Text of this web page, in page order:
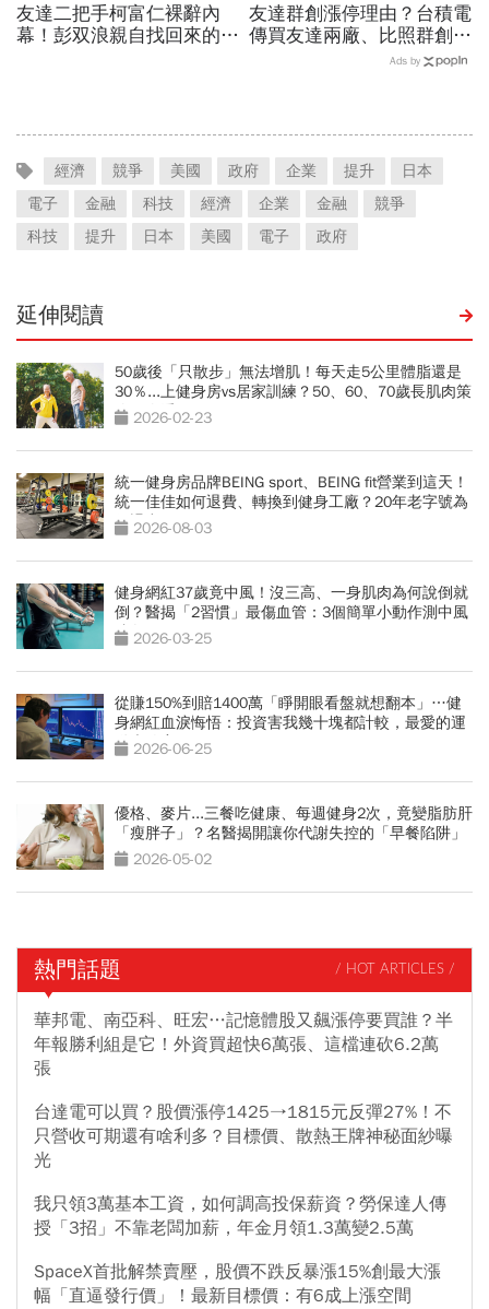
友達二把手柯富仁裸辭內
幕！彭双浪親自找回來的接
友達群創漲停理由？台積電
傳買友達兩廠、比照群創模
式合作！面板雙虎選誰買？
Ads by
經濟 競爭 美國 政府 企業 提升
日本
電子
金融 科技 經濟 企業 金融
競爭
科技
提升 日本 美國 電子 政府
延伸閱讀
50歲後「只散步」無法增肌！每天走5公里體脂還是
30％...上健身房vs居家訓練？50、60、70歲長肌肉策
略一次看
2026-02-23
統一健身房品牌BEING sport、BEING fit營業到這天！
統一佳佳如何退費、轉換到健身工廠？20年老字號為
何退出
2026-08-03
健身網紅37歲竟中風！沒三高、一身肌肉為何說倒就
倒？醫揭「2習慣」最傷血管：3個簡單小動作測中風
跡象2026-03-25
從賺150%到賠1400萬「睜開眼看盤就想翻本」…健
身網紅血淚悔悟：投資害我幾十塊都計較，最愛的運
動也放棄
2026-06-25
優格、麥片...三餐吃健康、每週健身2次，竟變脂肪肝
「瘦胖子」？名醫揭開讓你代謝失控的「早餐陷阱」
2026-05-02
熱門話題 / HOT ARTICLES /
華邦電、南亞科、旺宏…記憶體股又飆漲停要買誰？半
年報勝利組是它！外資買超快6萬張、這檔連砍6.2萬
張
台達電可以買？股價漲停1425→1815元反彈27%！不
只營收可期還有啥利多？目標價、散熱王牌神秘面紗曝
光
我只領3萬基本工資，如何調高投保薪資？勞保達人傳
授「3招」不靠老闆加薪，年金月領1.3萬變2.5萬
SpaceX首批解禁賣壓，股價不跌反暴漲15%創最大漲
幅「直逼發行價」！最新目標價：有6成上漲空間